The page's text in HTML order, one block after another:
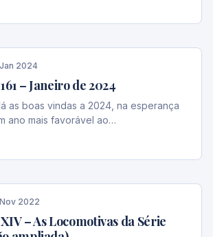
2024
– Janeiro de 2024
as boas vindas a 2024, na esperança
ano mais favorável ao…
2022
– As Locomotivas da Série